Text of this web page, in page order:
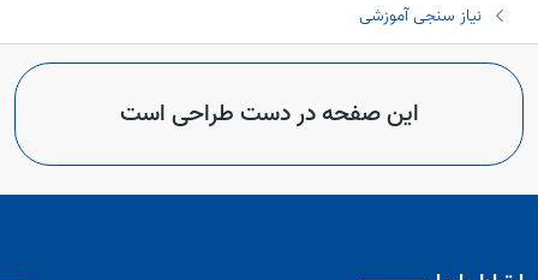
نیاز سنجی آموزشی
این صفحه در دست طراحی است